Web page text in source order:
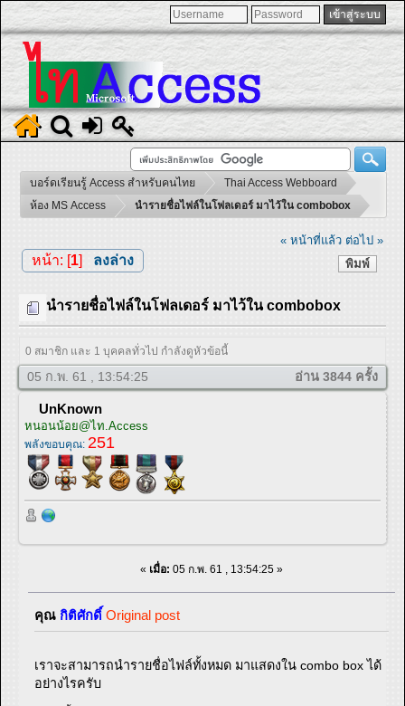
บอร์ดเรียนรู้ Access สำหรับคนไทย
Thai Access Webboard
ห้อง MS Access
นำรายชื่อไฟล์ในโฟลเดอร์ มาไว้ใน combobox
« หน้าที่แล้ว ต่อไป »
พิมพ์
หน้า: [1] ลงล่าง
นำรายชื่อไฟล์ในโฟลเดอร์ มาไว้ใน combobox
0 สมาชิก และ 1 บุคคลทั่วไป กำลังดูหัวข้อนี้
05 ก.พ. 61 , 13:54:25 อ่าน 3844 ครั้ง
UnKnown
หนอนน้อย@ไท.Access
พลังขอบคุณ: 251
« เมื่อ: 05 ก.พ. 61 , 13:54:25 »
คุณ กิติศักดิ์ Original post
เราจะสามารถนำรายชื่อไฟล์ทั้งหมด มาแสดงใน combo box ได้
อย่างไรครับ